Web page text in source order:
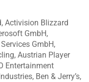
Activision Blizzard
GmbH,
GmbH,
Austrian Player
Entertainment
Ben & Jerry’s,